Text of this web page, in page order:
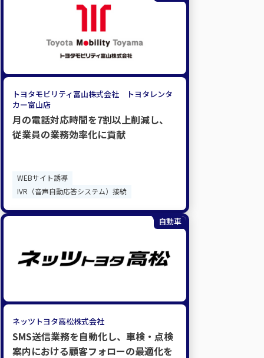
トヨタモビリティ富山株式会社 トヨタレンタ
カー富山店
月の電話対応時間を7割以上削減し、​
従業員の業務効率化に貢献
WEBサイト誘導
IVR（音声自動応答システム）接続
自動車
ネッツトヨタ高松株式会社
SMS送信業務を自動化し、車検・点検
案内における顧客フォローの最適化を